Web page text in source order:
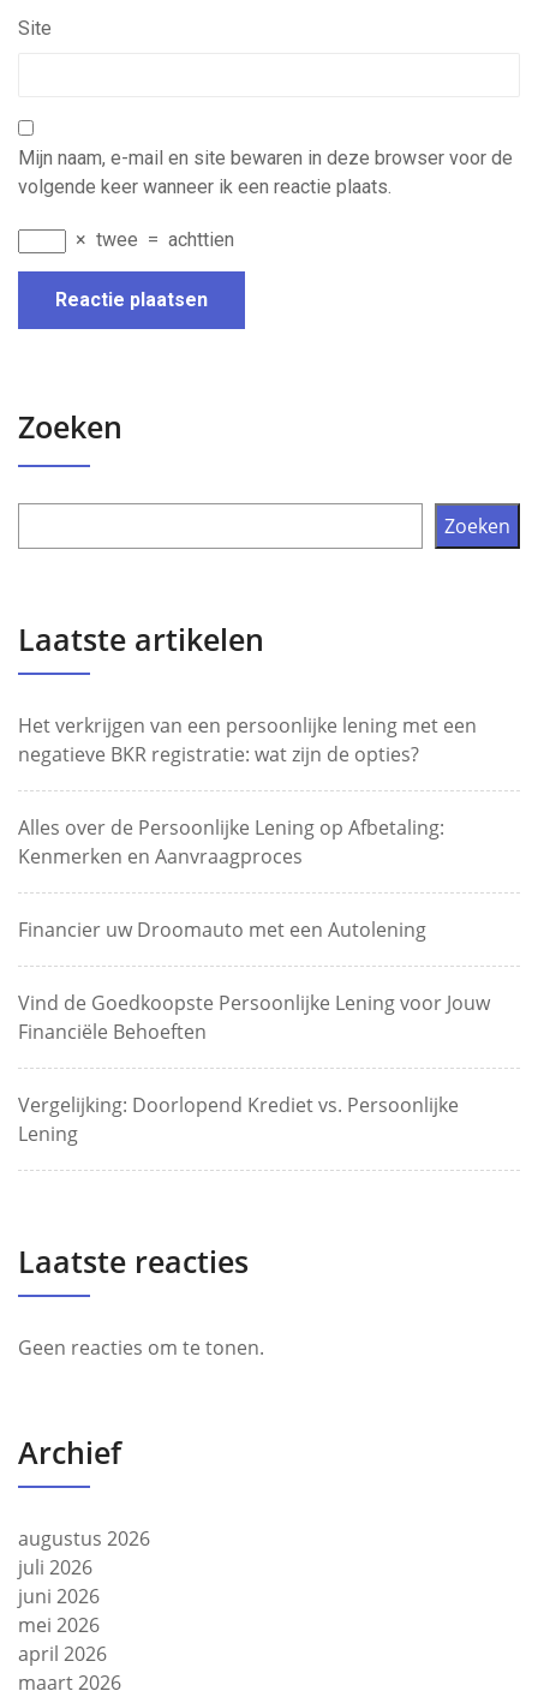
Site
Mijn naam, e-mail en site bewaren in deze browser voor de
volgende keer wanneer ik een reactie plaats.
× twee = achttien
Zoeken
Zoeken
Laatste artikelen
Het verkrijgen van een persoonlijke lening met een
negatieve BKR registratie: wat zijn de opties?
Alles over de Persoonlijke Lening op Afbetaling:
Kenmerken en Aanvraagproces
Financier uw Droomauto met een Autolening
Vind de Goedkoopste Persoonlijke Lening voor Jouw
Financiële Behoeften
Vergelijking: Doorlopend Krediet vs. Persoonlijke
Lening
Laatste reacties
Geen reacties om te tonen.
Archief
augustus 2026
juli 2026
juni 2026
mei 2026
april 2026
maart 2026